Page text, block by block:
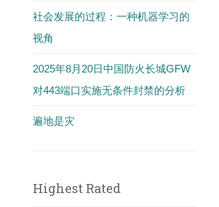
社会发展的过程：一种机器学习的
视角
2025年8月20日中国防火长城GFW
对443端口实施无条件封禁的分析
遍地是灾
Highest Rated